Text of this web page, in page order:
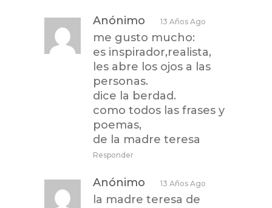
Anónimo 13 Años Ago
me gusto mucho:
es inspirador,realista,
les abre los ojos a las
personas.
dice la berdad.
como todos las frases y
poemas,
de la madre teresa
Responder
Anónimo 13 Años Ago
la madre teresa de